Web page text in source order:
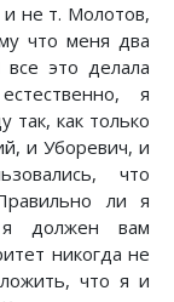
не т. Молотов,
что меня два
это делала
я
так, как только
и Уборевич, и
что
ли я
я должен вам
никогда не
что я и